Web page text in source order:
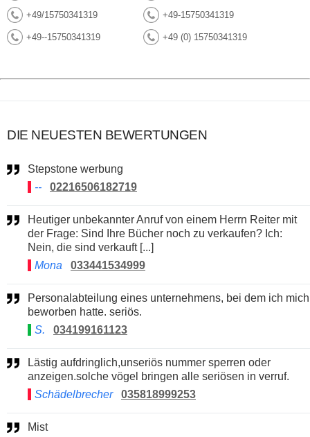
+49/15750341319 +49-15750341319
+49--15750341319 +49 (0) 15750341319
DIE NEUESTEN BEWERTUNGEN
Stepstone werbung
--
02216506182719
Heutiger unbekannter Anruf von einem Herrn Reiter mit
der Frage: Sind Ihre Bücher noch zu verkaufen? Ich:
Nein, die sind verkauft [...]
Mona
033441534999
Personalabteilung eines unternehmens, bei dem ich mich
beworben hatte. seriös.
S.
034199161123
Lästig aufdringlich,unseriös nummer sperren oder
anzeigen.solche vögel bringen alle seriösen in verruf.
Schädelbrecher
035818999253
Mist